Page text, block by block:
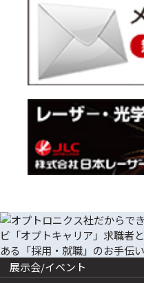
展示会/イベント